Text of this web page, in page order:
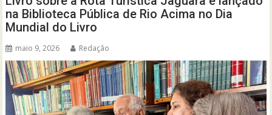
na Biblioteca Pública de Rio Acima no Dia
Mundial do Livro
maio 9, 2026 Redação